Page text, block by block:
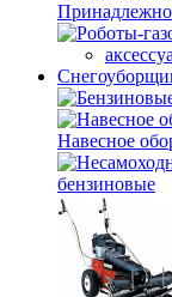
Навесное
бензиновые